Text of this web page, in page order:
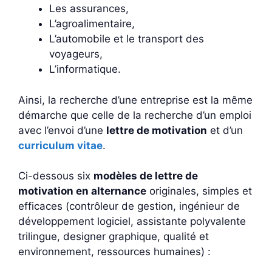
Les assurances,
L’agroalimentaire,
L’automobile et le transport des
voyageurs,
L’informatique.
Ainsi, la recherche d’une entreprise est la même
démarche que celle de la recherche d’un emploi
avec l’envoi d’une lettre de motivation et d’un
curriculum vitae.
Ci-dessous six modèles de lettre de
motivation en alternance originales, simples et
efficaces (contrôleur de gestion, ingénieur de
développement logiciel, assistante polyvalente
trilingue, designer graphique, qualité et
environnement, ressources humaines) :